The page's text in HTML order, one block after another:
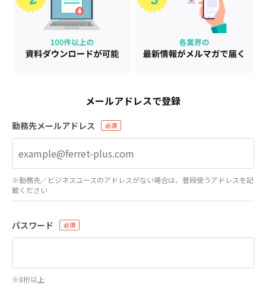
メールアドレスで登録
勤務先メールアドレス
※勤務先／ビジネスユースのアドレスがない場合は、普段使うアドレスを記
載ください
パスワード
※8桁以上